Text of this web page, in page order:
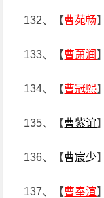
132、【曹苑畅
133、【曹萧润
134、【曹冠熙
135、【曹紫谊
136、【曹宸少
137、【曹奉渲